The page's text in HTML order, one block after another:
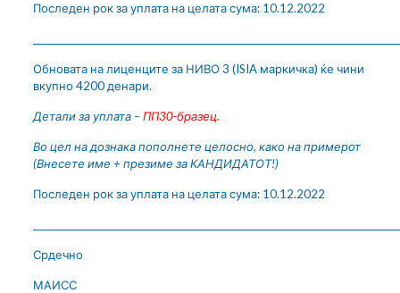
Последен рок за уплата на целата сума: 10.12.2022
Обновата на лиценците за НИВО 3 (ISIA маркичка) ќе чини
вкупно 4200 денари.
Детали за уплата – ПП30-бразец.
Во цел на дознака пополнете целосно, како на примерот
(Внесете име + презиме за КАНДИДАТОТ!)
Последен рок за уплата на целата сума: 10.12.2022
Срдечно
МАИСС